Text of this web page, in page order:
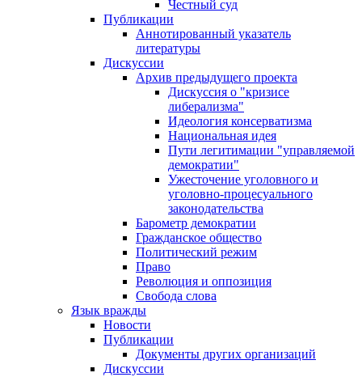
Честный суд
Публикации
Аннотированный указатель
литературы
Дискуссии
Архив предыдущего проекта
Дискуссия о "кризисе
либерализма"
Идеология консерватизма
Национальная идея
Пути легитимации "управляемой
демократии"
Ужесточение уголовного и
уголовно-процесуального
законодательства
Барометр демократии
Гражданское общество
Политический режим
Право
Революция и оппозиция
Свобода слова
Язык вражды
Новости
Публикации
Документы других организаций
Дискуссии